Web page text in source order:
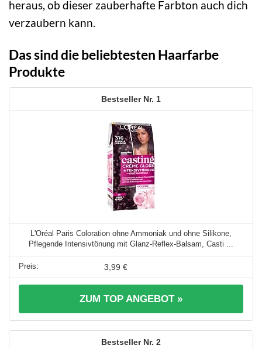
heraus, ob dieser zauberhafte Farbton auch dich
verzaubern kann.
Das sind die beliebtesten Haarfarbe
Produkte
1
L'Oréal Paris Coloration ohne Ammoniak und ohne Silikone,
Pflegende Intensivtönung mit Glanz-Reflex-Balsam, Casti ...
3,99 €
ZUM TOP ANGEBOT »
2